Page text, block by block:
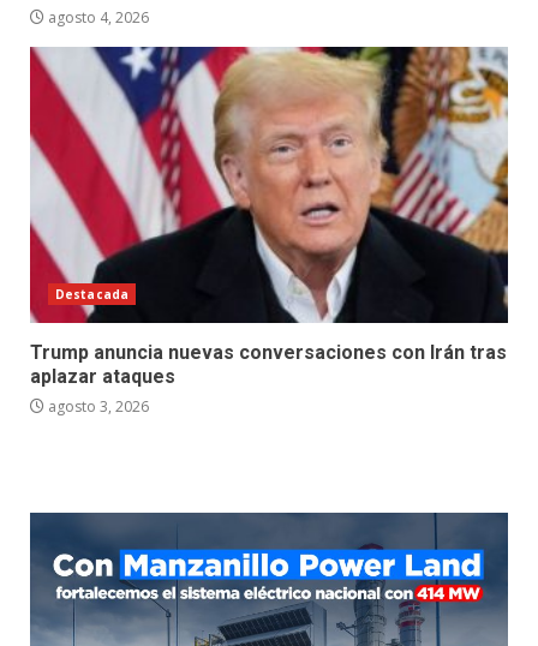
agosto 4, 2026
Destacada
Trump anuncia nuevas conversaciones con Irán tras
aplazar ataques
agosto 3, 2026